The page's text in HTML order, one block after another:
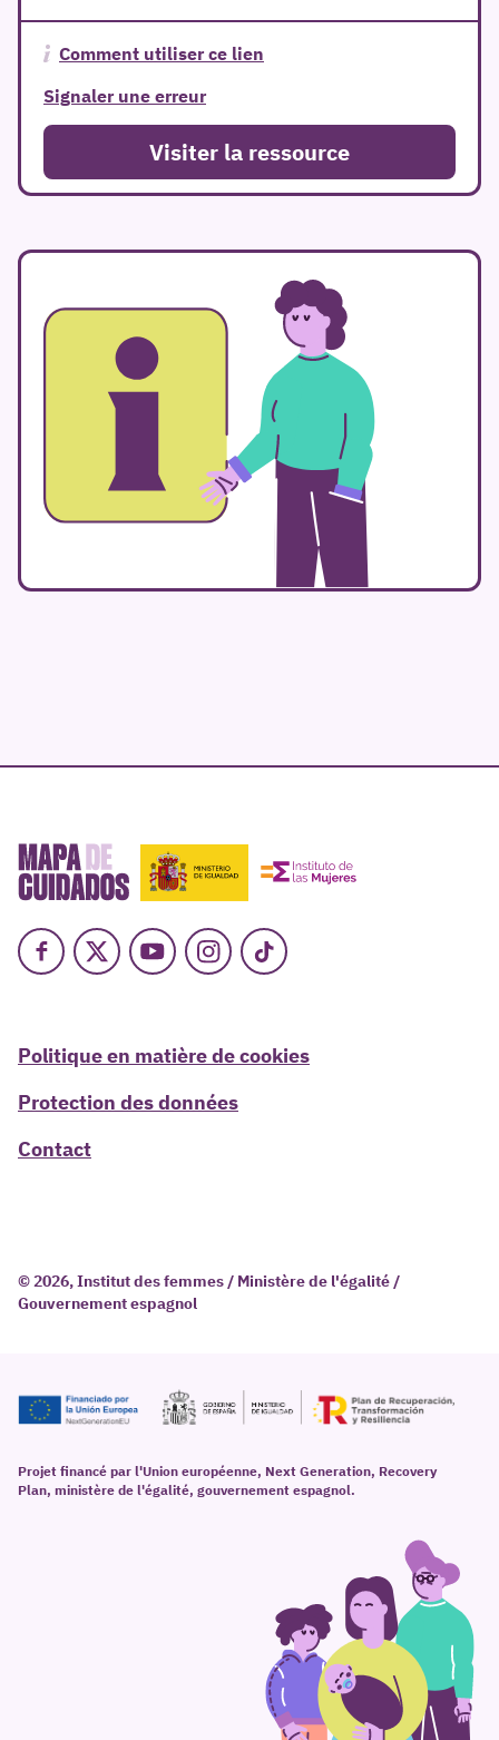
Comment utiliser ce lien
Signaler une erreur
Visiter la ressource
Facebook
X YoutubeInstagram
TikTok
Politique en matière de cookies
Protection des données
Contact
© 2026, Institut des femmes / Ministère de l'égalité /
Gouvernement espagnol
Projet financé par l'Union européenne, Next Generation, Recovery
Plan, ministère de l'égalité, gouvernement espagnol.